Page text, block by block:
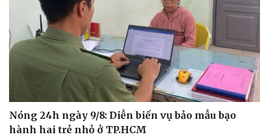
Nóng 24h ngày 9/8: Diễn biến vụ bảo mẫu bạo
hành hai trẻ nhỏ ở TP.HCM